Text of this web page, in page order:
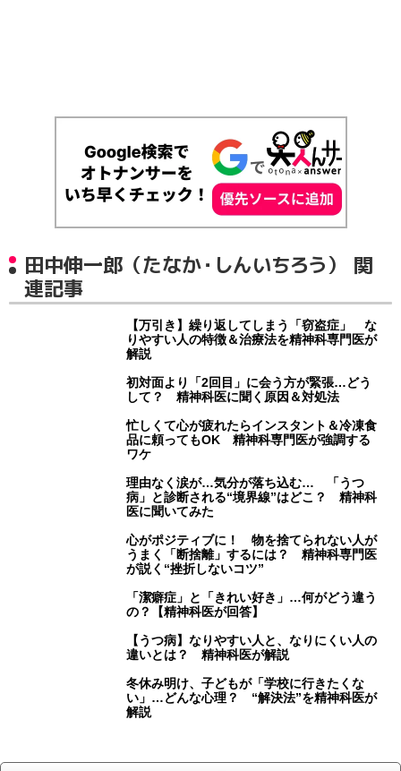
田中伸一郎（たなか・しんいちろう） 関
連記事
【万引き】繰り返してしまう「窃盗症」 な
りやすい人の特徴＆治療法を精神科専門医が
解説
初対面より「2回目」に会う方が緊張…どう
して？ 精神科医に聞く原因＆対処法
忙しくて心が疲れたらインスタント＆冷凍食
品に頼ってもOK 精神科専門医が強調する
ワケ
理由なく涙が…気分が落ち込む… 「うつ
病」と診断される“境界線”はどこ？ 精神科
医に聞いてみた
心がポジティブに！ 物を捨てられない人が
うまく「断捨離」するには？ 精神科専門医
が説く“挫折しないコツ”
「潔癖症」と「きれい好き」…何がどう違う
の？【精神科医が回答】
【うつ病】なりやすい人と、なりにくい人の
違いとは？ 精神科医が解説
冬休み明け、子どもが「学校に行きたくな
い」…どんな心理？ “解決法”を精神科医が
解説